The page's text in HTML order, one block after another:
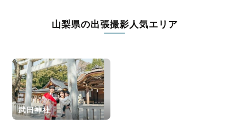
おひとり
山梨県の出張撮影人気エリア
武田神社